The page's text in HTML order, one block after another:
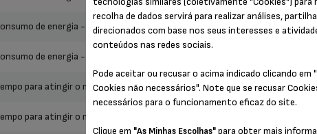
consumo de energia - modo de espera (w)
consumo de energia - modo de espera em rede (w)
tempo para atingir o modo desligado (minutos)
tempo para atingir o modo de espera (minutos)
recolha de dados servirá para realizar análises,
direcionados com base nos seus interesses e
conteúdos nas redes sociais.
Pode aceitar ou recusar o acima indicado clicando
Cookies não necessários". Note que se recusar
necessários para o funcionamento eficaz do site.
Clique em "As Minhas Escolhas"para obter mais